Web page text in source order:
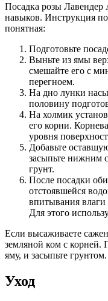
Посадка розы Лавендер
навыков. Инструкция
понятная:
Подготовьте
Выньте из ямы
смешайте его с
перегноем.
На дно лунки
половину
На холмик
его корни.
уровня
Добавьте
засыпьте нижним
грунт.
После посадки
отстоявшейся
впитывания влаги
Для этого
Если высаживаете
земляной ком с корней.
яму, и засыпьте грунтом.
Уход